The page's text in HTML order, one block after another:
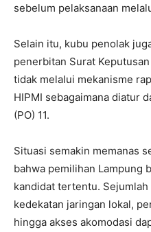
sebelum pelaksanaan
Selain itu, kubu penolak
penerbitan Surat
tidak melalui mekanisme
HIPMI sebagaimana diatur
(PO) 11.
Situasi semakin memanas
bahwa pemilihan Lampung
kandidat tertentu.
kedekatan jaringan lokal,
hingga akses akomodasi